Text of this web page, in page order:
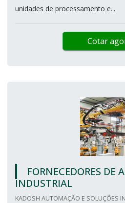
unidades de processamento e...
Cotar
FORNECEDORES DE
INDUSTRIAL
KADOSH AUTOMAÇÃO E SOLUÇÕES